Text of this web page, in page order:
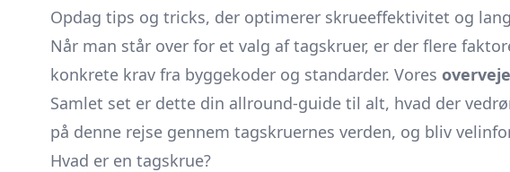
Opdag tips og tricks, der optimerer skrueeffektivitet og
Når man står over for et valg af tagskruer, er der flere
konkrete krav fra byggekoder og standarder. Vores
Samlet set er dette din allround-guide til alt, hvad der
på denne rejse gennem tagskruernes verden, og bliv
Hvad er en tagskrue?